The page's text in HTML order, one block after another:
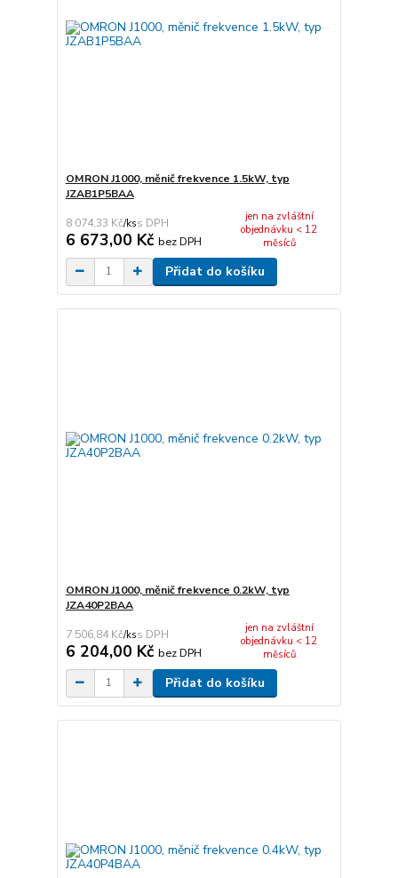
OMRON J1000, měnič frekvence 1.5kW, typ
JZAB1P5BAA
8 074,33 Kč/ks
6 673,00 Kč bez DPH
jen na zvláštní
objednávku < 12
měsíců
Přidat do košíku
OMRON J1000, měnič frekvence 0.2kW, typ
JZA40P2BAA
7 506,84 Kč/ks
6 204,00 Kč bez DPH
jen na zvláštní
objednávku < 12
měsíců
Přidat do košíku